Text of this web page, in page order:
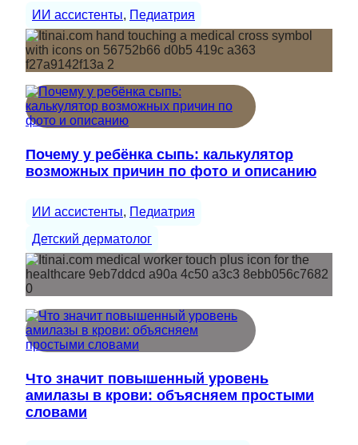
ИИ ассистенты, Педиатрия
Почему у ребёнка сыпь: калькулятор
возможных причин по фото и описанию
ИИ ассистенты, Педиатрия
Детский дерматолог
Что значит повышенный уровень
амилазы в крови: объясняем простыми
словами